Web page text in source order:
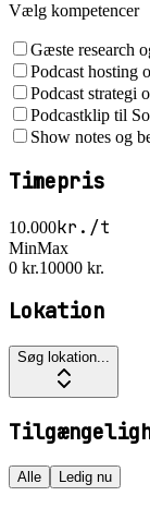
Vælg kompetencer
Gæste research
Podcast hosting
Podcast strategi
Podcastklip til
Show notes og
Timepris
10.000kr./t
MinMax
0 kr.10000 kr.
Lokation
Søg lokation...
Alle Ledig nu